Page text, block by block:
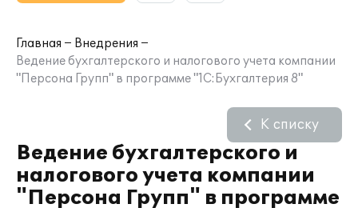
Главная
Внедрения
Ведение бухгалтерского и налогового учета компании
"Персона Групп" в программе "1С:Бухгалтерия 8"
Ведение бухгалтерского и
налогового учета компании
"Персона Групп" в программе
К списку